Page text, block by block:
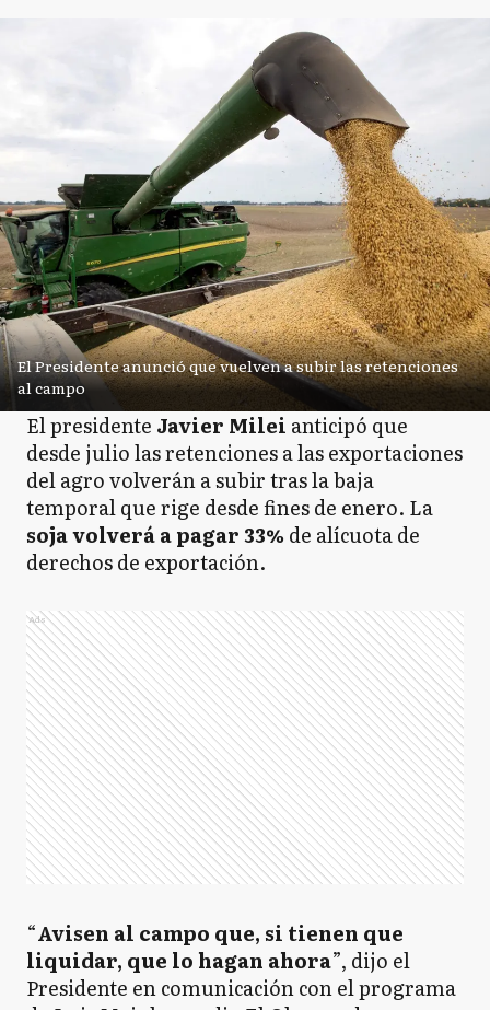
El Presidente anunció que vuelven a subir las retenciones
al campo
El presidente Javier Milei anticipó que
desde julio las retenciones a las exportaciones
del agro volverán a subir tras la baja
temporal que rige desde fines de enero. La
soja volverá a pagar 33%de alícuota de
derechos de exportación.
Ads
“Avisen al campo que, si tienen que
liquidar, que lo hagan ahora”, dijo el
Presidente en comunicación con el programa